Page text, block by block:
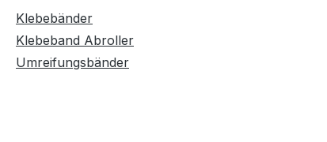
Klebebänder
Klebeband Abroller
Umreifungsbänder